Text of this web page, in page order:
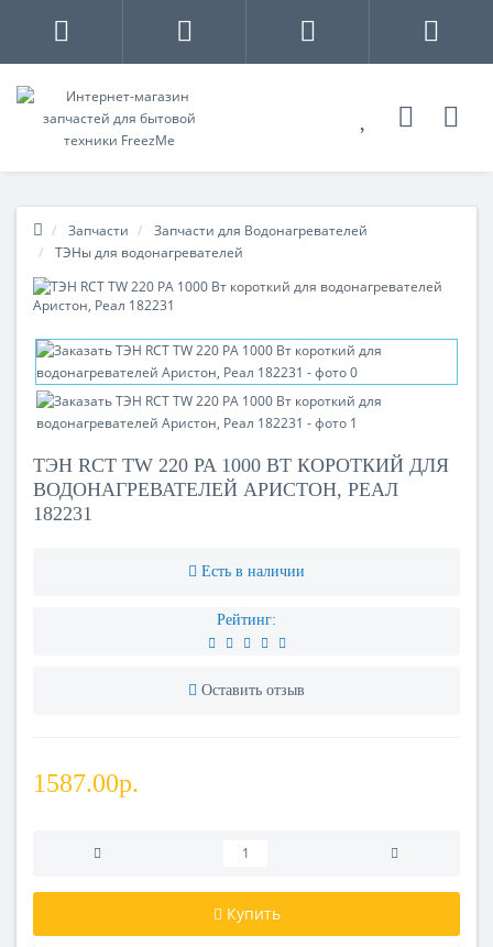
Запчасти
Запчасти для Водонагревателей
ТЭНы для водонагревателей
ТЭН RCT TW 220 PA 1000 ВТ КОРОТКИЙ ДЛЯ
ВОДОНАГРЕВАТЕЛЕЙ АРИСТОН, РЕАЛ
182231
Есть в наличии
Рейтинг:
Оставить отзыв
1587.00р.
Купить